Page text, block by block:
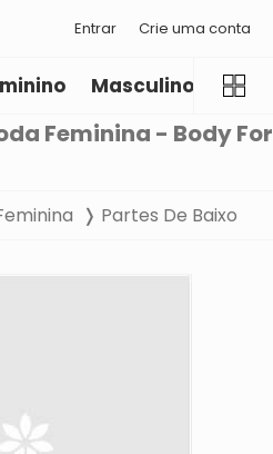
Entrar Crie uma conta
Masculino
Feminina - Body For
Partes De Baixo